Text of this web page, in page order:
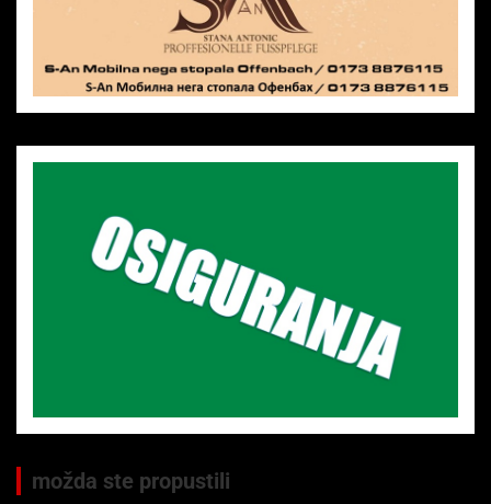
možda ste propustili